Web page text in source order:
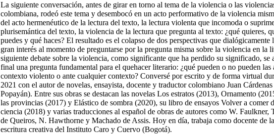
La siguiente conversación, antes de girar en torno al tema de la violencia o las
colombiana, rodeó este tema y desembocó en un acto performativo de la violencia
del acto hermenéutico de la lectura del texto, la lectura violenta que incomoda o
plurisemántica del texto, la violencia de la lectura que pregunta al texto: ¿qué quieres,
puedes y qué haces? El resultado es el colapso de dos perspectivas que dialógicamente
gran interés al momento de preguntarse por la pregunta misma sobre la violencia en la
siguiente debate sobre la violencia, como significante que ha perdido su significado, se
final una pregunta fundamental para el quehacer literario: ¿qué pueden o no pueden las
contexto violento o ante cualquier contexto? Conversé por escrito y de forma virtual
2021 con el autor de novelas, ensayista, docente y traductor colombiano Juan
Popayán). Entre sus obras se destacan las novelas Los estratos (2013), Ornamento
las provincias (2017) y Elástico de sombra (2020), su libro de ensayos Volver a comer
ciencia (2018) y varias traducciones al español de obras de autores como W. Faulkner,
de Queiros, N. Hawthorne y Machado de Assis. Hoy en día, trabaja como docente de
escritura creativa del Instituto Caro y Cuervo (Bogotá).